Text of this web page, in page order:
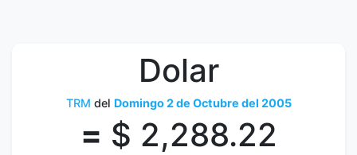
Dolar
TRM del Domingo 2 de Octubre del 2005
= $ 2,288.22